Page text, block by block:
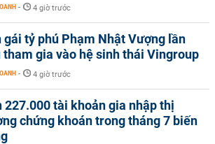
- 4 giờ trước
gái tỷ phú Phạm Nhật Vượng lần
tham gia vào hệ sinh thái Vingroup
- 4 giờ trước
227.000 tài khoản gia nhập thị
chứng khoán trong tháng 7 biến